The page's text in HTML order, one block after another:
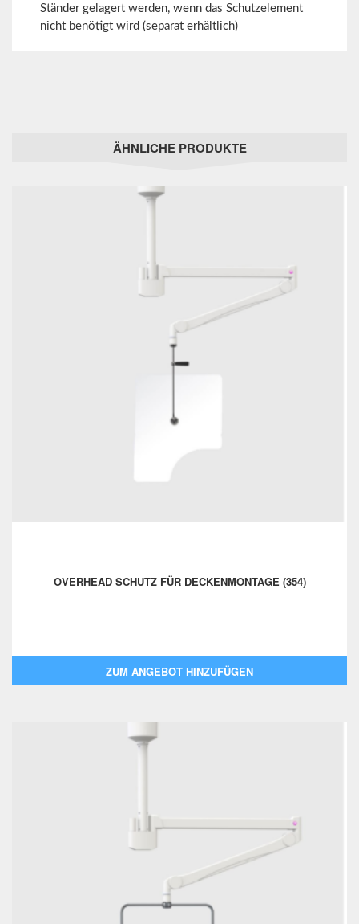
Ständer gelagert werden, wenn das Schutzelement
nicht benötigt wird (separat erhältlich)
ÄHNLICHE PRODUKTE
OVERHEAD SCHUTZ FÜR DECKENMONTAGE (354)
ZUM ANGEBOT HINZUFÜGEN